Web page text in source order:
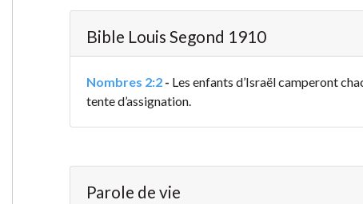
Bible Louis Segond 1910
Nombres 2:2- Les enfants d’Israël camperont
tente d’assignation.
Parole de vie